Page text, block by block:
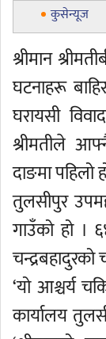
कुसेन्यूज
श्रीमान
घटनाहरू
घरायसी
श्रीमतीले
दाङमा पहिलो
तुलसीपुर
गाउँको हो ।
‘यो आश्चर्य
कार्यालय